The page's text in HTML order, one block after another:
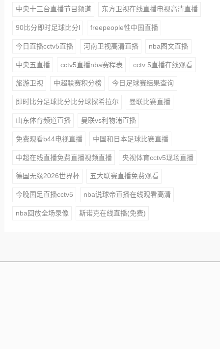
中央十三台直播节目频道 东方卫视在线直播电视高清直播
90比分即时足球比分l freepeople性中国直播
今日直播cctv5直播 河南卫视高清直播 nba图文直播
中央五直播 cctv5直播nba赛程表 cctv 5直播在线观看
旅游卫视 中超联赛积分榜 今日足球赛结果查询
即时比分足球比分比分球探希拉尔 曼联比赛直播
山东体育频道直播 曼联vs利物浦直播
免费观看b44电视直播 中国和日本足球比赛直播
中超在线直播免费直播视频直播 央视体育cctv5现场直播
德国无缘2026世界杯 五大联赛直播免费观看
今晚国足直播cctv5 nba说球帝直播在线观看高清
nba回放全场录像 斯诺克在线直播(免费)